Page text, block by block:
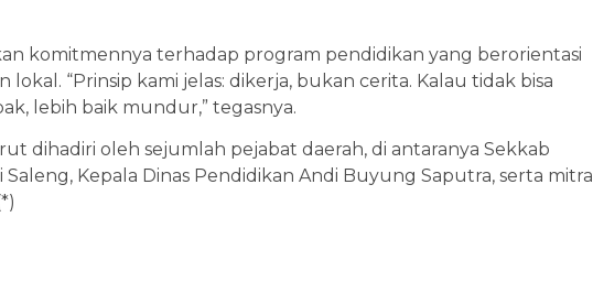
komitmennya terhadap program pendidikan yang berorientasi
“Prinsip kami jelas: dikerja, bukan cerita. Kalau tidak bisa
lebih baik mundur,” tegasnya.
dihadiri oleh sejumlah pejabat daerah, di antaranya Sekkab
Kepala Dinas Pendidikan Andi Buyung Saputra, serta mitra